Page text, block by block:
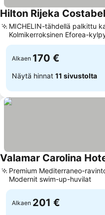
Hilton Rijeka
MICHELIN-tähdellä palkittu
Kolmikerroksinen Eforea-
kuntoklubi
Alkaen 170 €
Näytä hinnat 11 sivustolta
Valamar Carolina
Premium Mediterraneo-
Modernit swim-up-huvilat
Alkaen 201 €